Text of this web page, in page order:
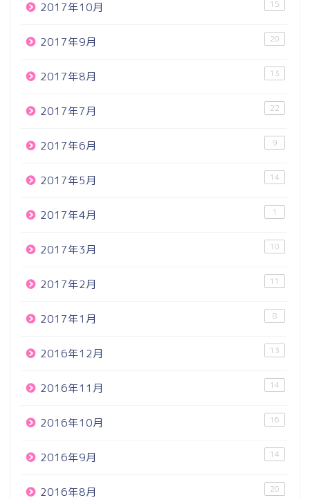
2017年10月 15
2017年9月 20
2017年8月 13
2017年7月 22
2017年6月 9
2017年5月 14
2017年4月 1
2017年3月 10
2017年2月 11
2017年1月 8
2016年12月 13
2016年11月 14
2016年10月 16
2016年9月 14
2016年8月 20